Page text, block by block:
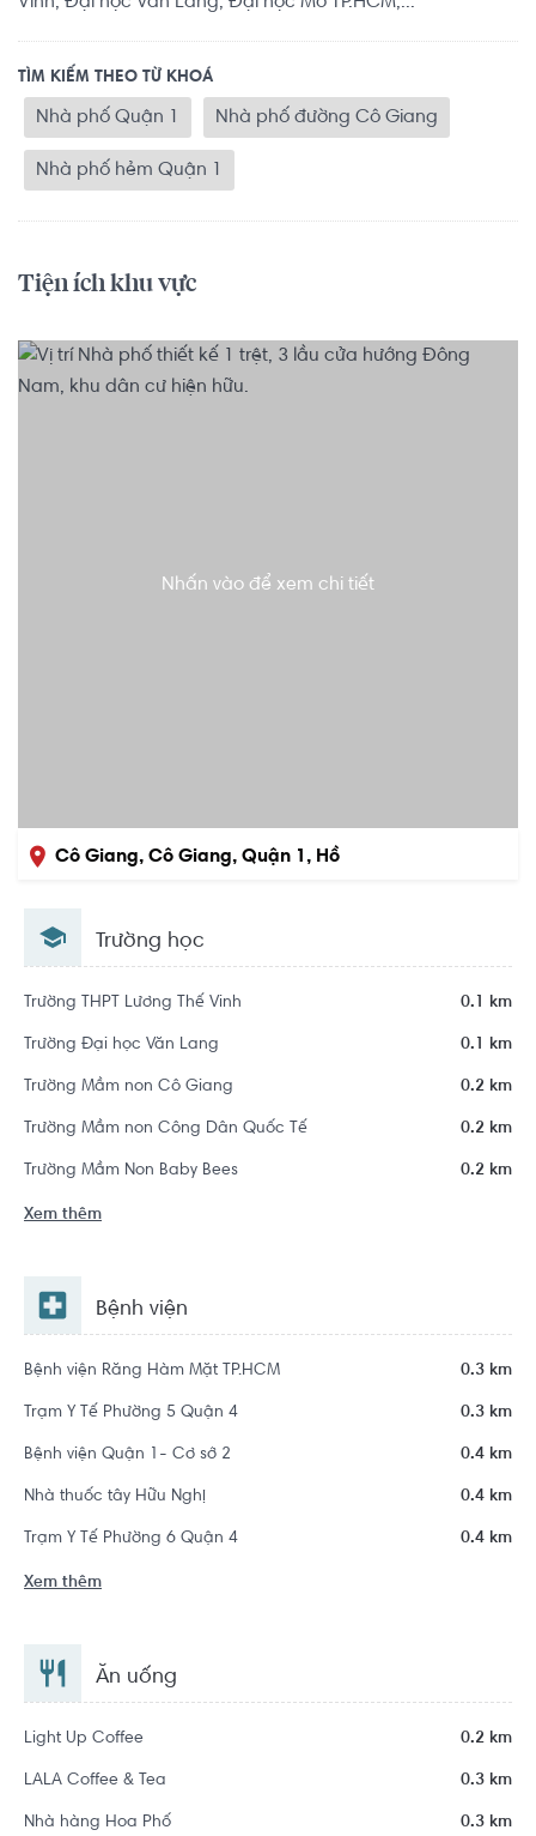
TÌM KIẾM THEO TỪ KHOÁ
Nhà phố Quận 1 Nhà phố đường Cô Giang
Nhà phố hẻm Quận 1
Tiện ích khu vực
Nhấn vào để xem chi tiết
Cô Giang, Cô Giang, Quận 1, Hồ
Trường học
Trường THPT Lương Thế Vinh 0.1 km
Trường Đại học Văn Lang 0.1 km
Trường Mầm non Cô Giang 0.2 km
Trường Mầm non Công Dân Quốc Tế 0.2 km
Trường Mầm Non Baby Bees 0.2 km
Xem thêm
Bệnh viện
Bệnh viện Răng Hàm Mặt TP.HCM 0.3 km
Trạm Y Tế Phường 5 Quận 4 0.3 km
Bệnh viện Quận 1- Cơ sở 2 0.4 km
Nhà thuốc tây Hữu Nghị 0.4 km
Trạm Y Tế Phường 6 Quận 4 0.4 km
Xem thêm
Ăn uống
Light Up Coffee 0.2 km
LALA Coffee & Tea 0.3 km
Nhà hàng Hoa Phố 0.3 km